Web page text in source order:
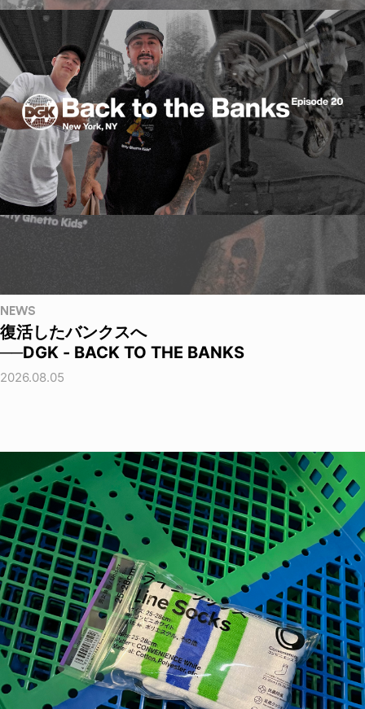
NEWS
復活したバンクスへ
──DGK - BACK TO THE BANKS
2026.08.05